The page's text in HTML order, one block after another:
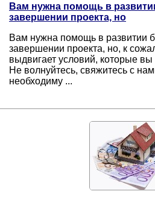
Вам нужна помощь в
завершении проекта, но
Вам нужна помощь в развитии
завершении проекта, но, к
выдвигает условий, которые
Не волнуйтесь, свяжитесь с
необходиму ...